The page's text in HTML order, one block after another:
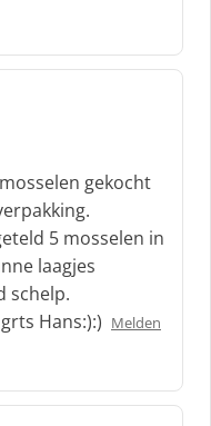
gekocht
5 mosselen in
laagjes
schelp.
Hans:):) Melden